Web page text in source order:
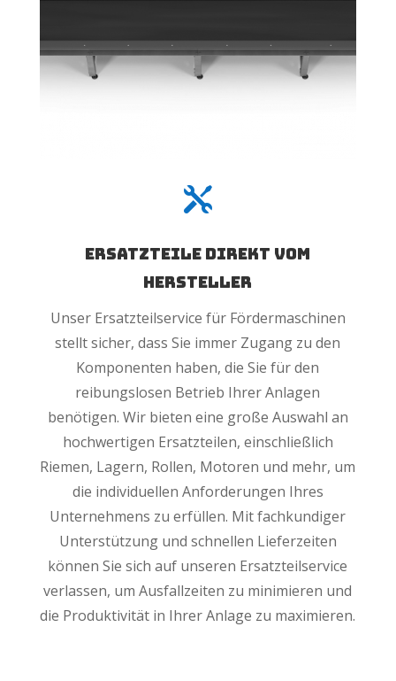

Ersatzteile direkt vom
hersteller
Unser Ersatzteilservice für Fördermaschinen
stellt sicher, dass Sie immer Zugang zu den
Komponenten haben, die Sie für den
reibungslosen Betrieb Ihrer Anlagen
benötigen. Wir bieten eine große Auswahl an
hochwertigen Ersatzteilen, einschließlich
Riemen, Lagern, Rollen, Motoren und mehr, um
die individuellen Anforderungen Ihres
Unternehmens zu erfüllen. Mit fachkundiger
Unterstützung und schnellen Lieferzeiten
können Sie sich auf unseren Ersatzteilservice
verlassen, um Ausfallzeiten zu minimieren und
die Produktivität in Ihrer Anlage zu maximieren.